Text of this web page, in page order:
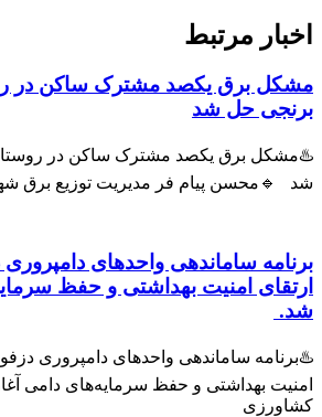
اخبار مرتبط
مشکل برق یکصد مشترک ساکن در
برنجی حل شد
♨️مشکل برق یکصد مشترک ساکن در
شد 🔹محسن پیام فر مدیریت توزیع برق
برنامه ساماندهی واحدهای
ارتقای امنیت بهداشتی و حفظ
شد.
♨️برنامه ساماندهی واحدهای دامپروری
امنیت بهداشتی و حفظ سرمایه‌های دامی
کشاورزی